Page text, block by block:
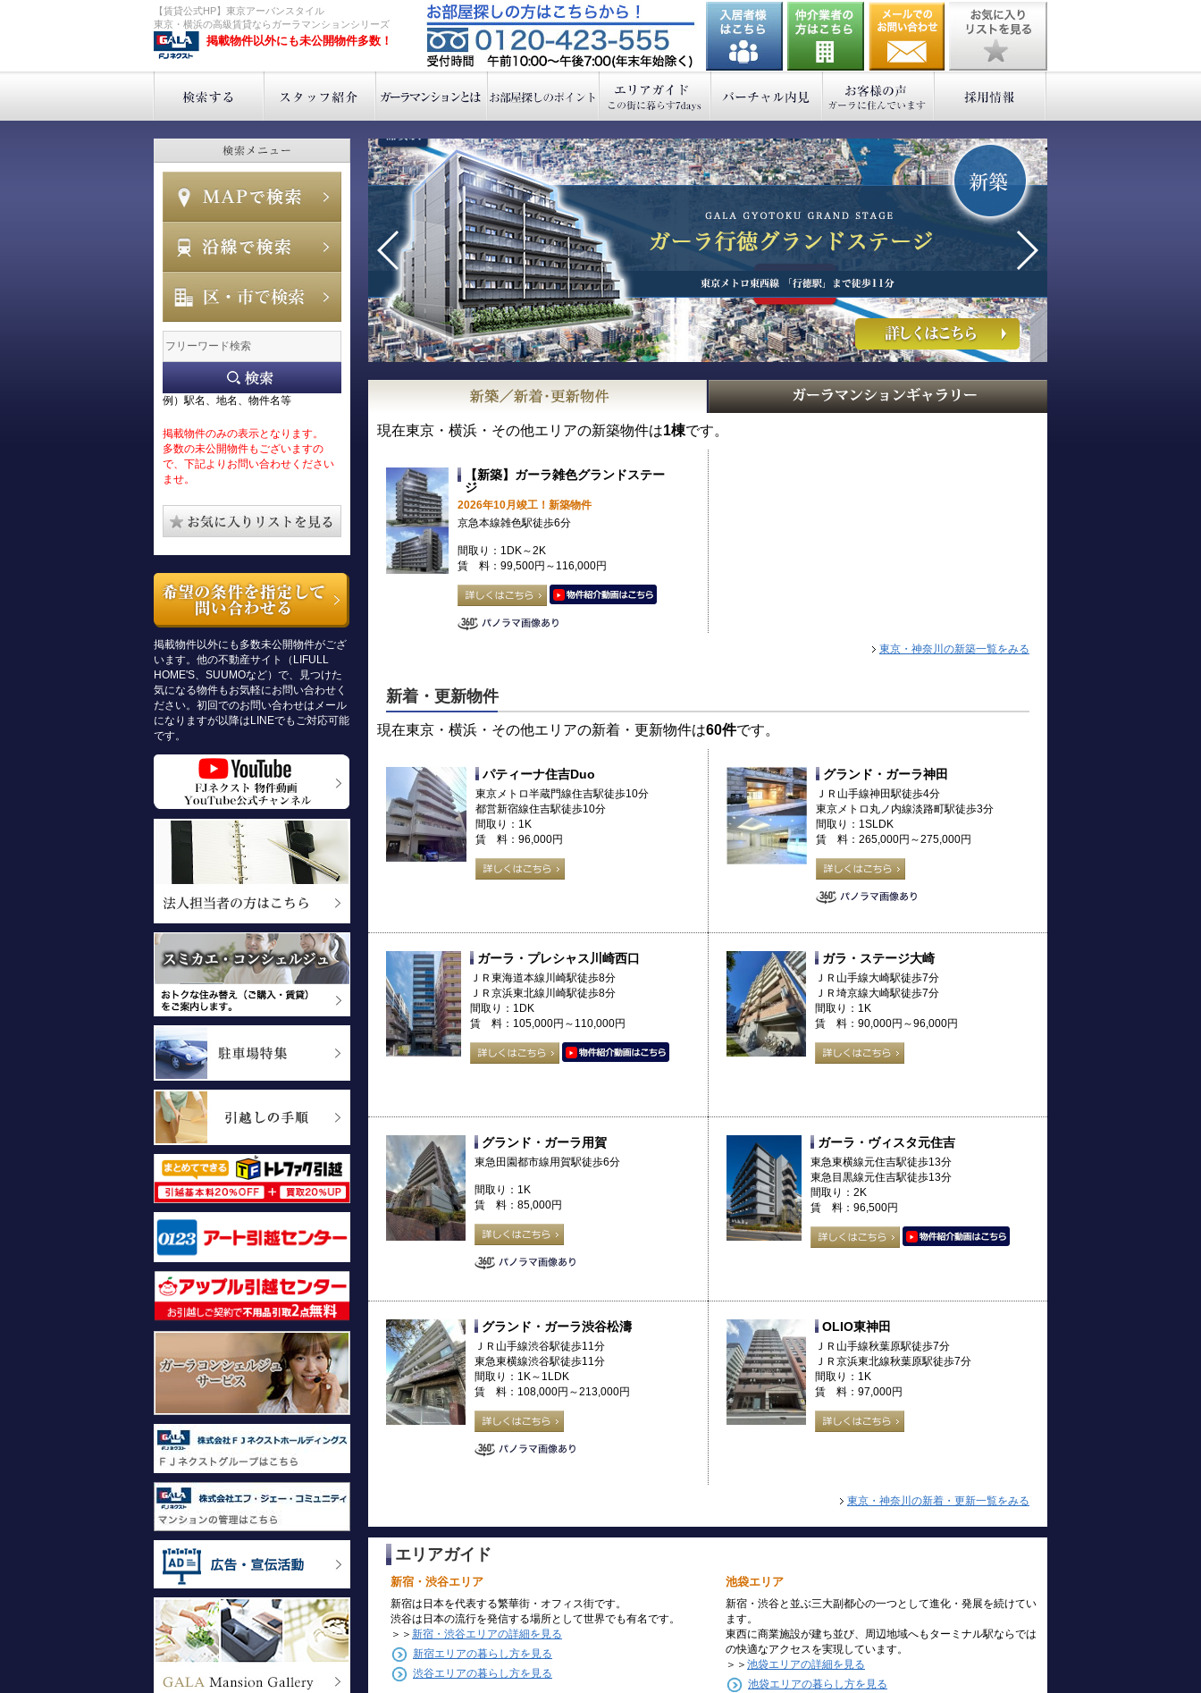
【賃貸公式HP】東京アーバンスタイル
東京・横浜の高級賃貸ならガーラマンションシリーズ
掲載物件以外にも未公開物件多数！
例）駅名、地名、物件名等
掲載物件のみの表示となります。
多数の未公開物件もございますの
で、下記よりお問い合わせください
ませ。
掲載物件以外にも多数未公開物件がござ
います。他の不動産サイト（LIFULL
HOME'S、SUUMOなど）で、見つけた
気になる物件もお気軽にお問い合わせく
ださい。初回でのお問い合わせはメール
になりますが以降はLINEでもご対応可能
です。
現在東京・横浜・その他エリアの新築物件は1棟です。
【新築】ガーラ雑色グランドステー
ジ
2026年10月竣工！新築物件
京急本線雑色駅徒歩6分
間取り：1DK～2K
賃 料：99,500円～116,000円
東京・神奈川の新築一覧をみる
新着・更新物件
現在東京・横浜・その他エリアの新着・更新物件は60件です。
パティーナ住吉Duo
東京メトロ半蔵門線住吉駅徒歩10分
都営新宿線住吉駅徒歩10分
間取り：1K
賃 料：96,000円
グランド・ガーラ神田
ＪＲ山手線神田駅徒歩4分
東京メトロ丸ノ内線淡路町駅徒歩3分
間取り：1SLDK
賃 料：265,000円～275,000円
ガーラ・プレシャス川崎西口
ＪＲ東海道本線川崎駅徒歩8分
ＪＲ京浜東北線川崎駅徒歩8分
間取り：1DK
賃 料：105,000円～110,000円
ガラ・ステージ大崎
ＪＲ山手線大崎駅徒歩7分
ＪＲ埼京線大崎駅徒歩7分
間取り：1K
賃 料：90,000円～96,000円
グランド・ガーラ用賀
東急田園都市線用賀駅徒歩6分
間取り：1K
賃 料：85,000円
ガーラ・ヴィスタ元住吉
東急東横線元住吉駅徒歩13分
東急目黒線元住吉駅徒歩13分
間取り：2K
賃 料：96,500円
グランド・ガーラ渋谷松濤
ＪＲ山手線渋谷駅徒歩11分
東急東横線渋谷駅徒歩11分
間取り：1K～1LDK
賃 料：108,000円～213,000円
OLIO東神田
ＪＲ山手線秋葉原駅徒歩7分
ＪＲ京浜東北線秋葉原駅徒歩7分
間取り：1K
賃 料：97,000円
東京・神奈川の新着・更新一覧をみる
エリアガイド
新宿・渋谷エリア
新宿は日本を代表する繁華街・オフィス街です。
渋谷は日本の流行を発信する場所として世界でも有名です。
＞＞ 新宿・渋谷エリアの詳細を見る
新宿エリアの暮らし方を見る
渋谷エリアの暮らし方を見る
池袋エリア
新宿・渋谷と並ぶ三大副都心の一つとして進化・発展を続けてい
ます。
東西に商業施設が建ち並び、周辺地域へもターミナル駅ならでは
の快適なアクセスを実現しています。
＞＞ 池袋エリアの詳細を見る
池袋エリアの暮らし方を見る